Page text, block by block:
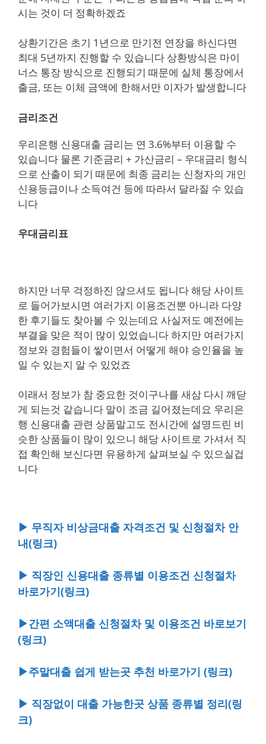
시는 것이 더 정확하겠죠
상환기간은 초기 1년으로 만기전 연장을 하신다면
최대 5년까지 진행할 수 있습니다 상환방식은 마이
너스 통장 방식으로 진행되기 때문에 실체 통장에서
출금, 또는 이체 금액에 한해서만 이자가 발생합니다
금리조건
우리은행 신용대출 금리는 연 3.6%부터 이용할 수
있습니다 물론 기준금리 + 가산금리 – 우대금리 형식
으로 산출이 되기 때문에 최종 금리는 신청자의 개인
신용등급이나 소득여건 등에 따라서 달라질 수 있습
니다
우대금리표
하지만 너무 걱정하진 않으셔도 됩니다 해당 사이트
로 들어가보시면 여러가지 이용조건뿐 아니라 다양
한 후기들도 찾아볼 수 있는데요 사실저도 예전에는
부결을 맞은 적이 많이 있었습니다 하지만 여러가지
정보와 경험들이 쌓이면서 어떻게 해야 승인율을 높
일 수 있는지 알 수 있었죠
이래서 정보가 참 중요한 것이구나를 새삼 다시 깨닫
게 되는것 같습니다 말이 조금 길어졌는데요 우리은
행 신용대출 관련 상품말고도 전시간에 설명드린 비
슷한 상품들이 많이 있으니 해당 사이트로 가셔서 직
접 확인해 보신다면 유용하게 살펴보실 수 있으실겁
니다
▶ 무직자 비상금대출 자격조건 및 신청절차 안
내(링크)
▶ 직장인 신용대출 종류별 이용조건 신청절차
바로가기(링크)
▶간편 소액대출 신청절차 및 이용조건 바로보기
(링크)
▶주말대출 쉽게 받는곳 추천 바로가기 (링크)
▶ 직장없이 대출 가능한곳 상품 종류별 정리(링
크)